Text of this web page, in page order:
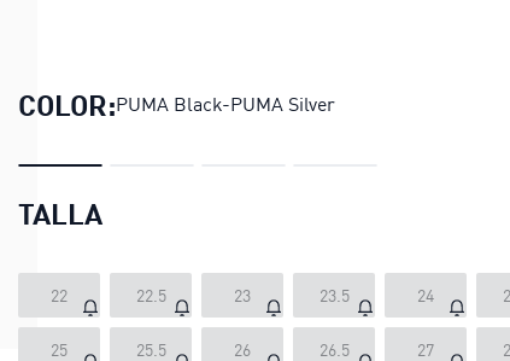
COLOR:PUMA Black-PUMA Silver
TALLA
22 22.5 23 23.5 24
25 25.5 26 26.5 27